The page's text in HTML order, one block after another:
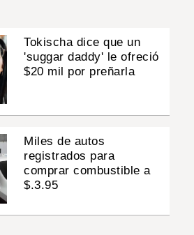
Tokischa dice que un
'suggar daddy' le ofreció
$20 mil por preñarla
Miles de autos
registrados para
comprar combustible a
$.3.95